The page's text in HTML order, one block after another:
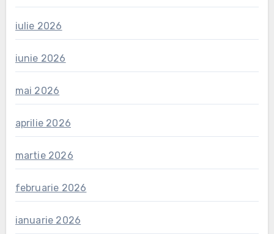
iulie 2026
iunie 2026
mai 2026
aprilie 2026
martie 2026
februarie 2026
ianuarie 2026